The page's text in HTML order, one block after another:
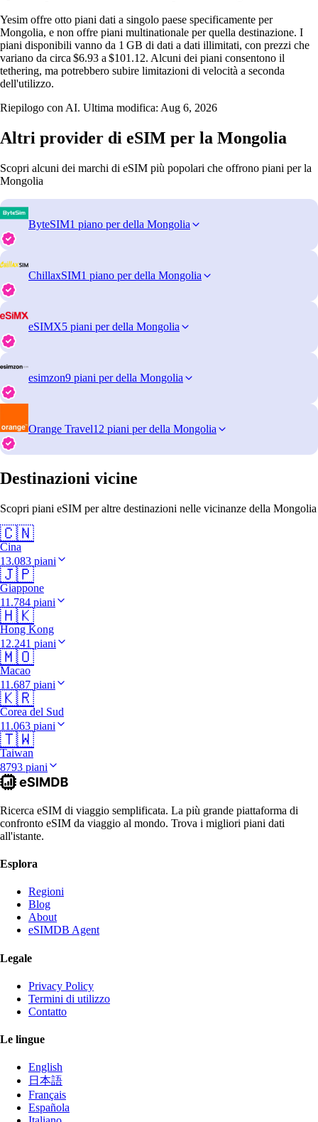
Yesim offre otto piani dati a singolo paese specificamente per
Mongolia, e non offre piani multinationale per quella destinazione. I
piani disponibili vanno da 1 GB di dati a dati illimitati, con prezzi che
variano da circa $6.93 a $101.12. Alcuni dei piani consentono il
tethering, ma potrebbero subire limitazioni di velocità a seconda
dell'utilizzo.
Riepilogo con AI. Ultima modifica: Aug 6, 2026
Altri provider di eSIM per la Mongolia
Scopri alcuni dei marchi di eSIM più popolari che offrono piani per la
Mongolia
ByteSIM1 piano per della Mongolia
ChillaxSIM1 piano per della Mongolia
eSIMX5 piani per della Mongolia
esimzon9 piani per della Mongolia
Orange Travel12 piani per della Mongolia
Destinazioni vicine
Scopri piani eSIM per altre destinazioni nelle vicinanze della Mongolia
🇨🇳
Cina
13.083 piani
🇯🇵
Giappone
11.784 piani
🇭🇰
Hong Kong
12.241 piani
🇲🇴
Macao
11.687 piani
🇰🇷
Corea del Sud
11.063 piani
🇹🇼
Taiwan
8793 piani
Ricerca eSIM di viaggio semplificata. La più grande piattaforma di
confronto eSIM da viaggio al mondo. Trova i migliori piani dati
all'istante.
Esplora
Regioni
Blog
About
eSIMDB Agent
Legale
Privacy Policy
Termini di utilizzo
Contatto
Le lingue
English
日本語
Français
Española